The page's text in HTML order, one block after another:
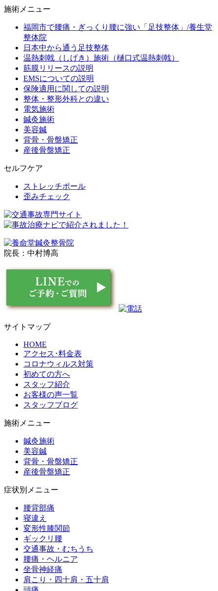
施術メニュー
福岡市で腰痛・ぎっくり腰に強い「足技整体」/養生堂
整体院
日本中から通う足技整体
温熱刺戟（しげき）施術（樋口式温熱刺戟）
筋膜リリースの説明
EMSについての説明
保険適用に関しての説明
整体・整形外科との違い
電気施術
鍼灸施術
美容鍼
背骨・骨盤矯正
産後骨盤矯正
セルフケア
ストレッチポール
歪みチェック
院長：中村博高
サイトマップ
HOME
アクセス･料金表
コロナウィルス対策
初めての方へ
スタッフ紹介
お客様の声一覧
スタッフブログ
施術メニュー
鍼灸施術
美容鍼
背骨・骨盤矯正
産後骨盤矯正
症状別メニュー
腰背部痛
寝違え
変形性膝関節
ギックリ腰
交通事故・むちうち
腰痛・ヘルニア
坐骨神経痛
肩こり・四十肩・五十肩